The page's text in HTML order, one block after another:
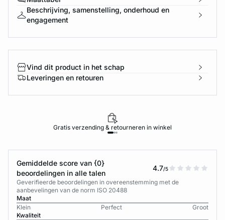
Beschrijving, samenstelling, onderhoud en
engagement
Vind dit product in het schap
Leveringen en retouren
Gratis verzending & retourneren in winkel
Gemiddelde score van {0}
beoordelingen in alle talen
4.7/5
Geverifieerde beoordelingen in overeenstemming met de
aanbevelingen van de norm ISO 20488
Maat
Klein
Perfect
Groot
Kwaliteit